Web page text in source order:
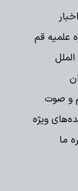
علمیه قم
و صوت
ویژه
ما